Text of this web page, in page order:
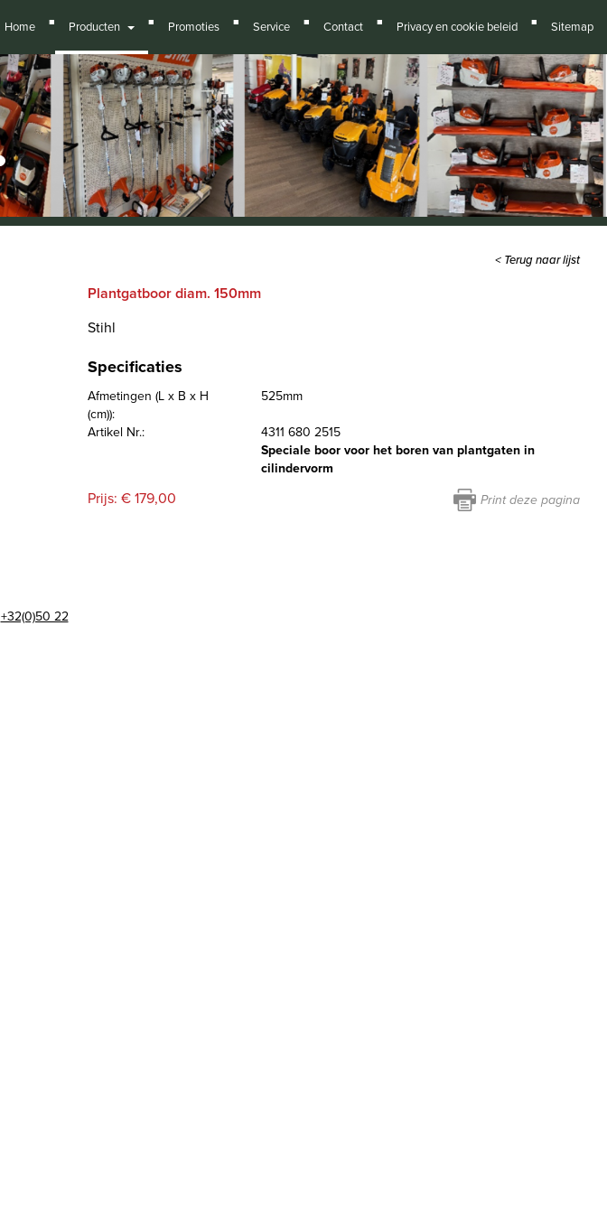
Home ■ Producten ■ Promoties ■ Service ■ Contact ■ Privacy en cookie beleid ■ Sitemap
< Terug naar lijst
+32(0)50 22
Plantgatboor diam. 150mm
Stihl
Specificaties
Afmetingen (L x B x H
(cm)):
525mm
Artikel Nr.:
4311 680 2515
Speciale boor voor het boren van plantgaten in
cilindervorm
Prijs: € 179,00 Print deze pagina